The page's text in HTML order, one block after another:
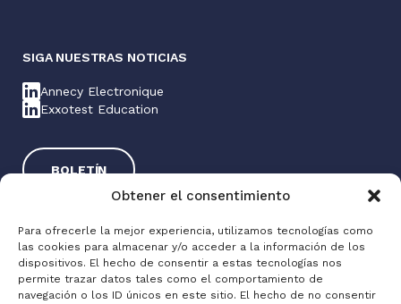
Obtener el consentimiento
Para ofrecerle la mejor experiencia, utilizamos tecnologías como
las cookies para almacenar y/o acceder a la información de los
dispositivos. El hecho de consentir a estas tecnologías nos
permite trazar datos tales como el comportamiento de
navegación o los ID únicos en este sitio. El hecho de no consentir
SIGA NUESTRAS NOTICIAS
Annecy Electronique
Exxotest Education
BOLETÍN